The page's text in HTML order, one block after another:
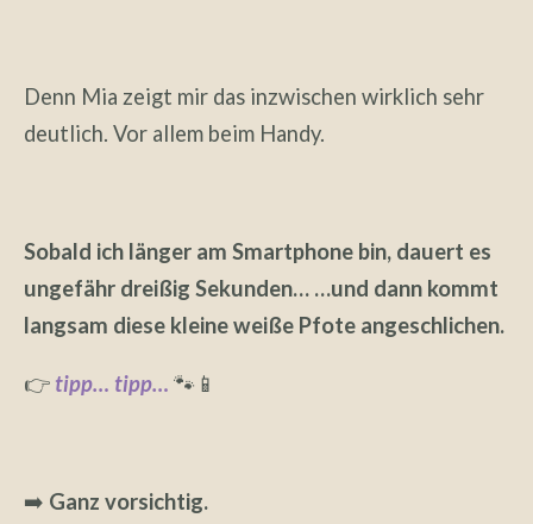
Denn Mia zeigt mir das inzwischen wirklich sehr
deutlich. Vor allem beim Handy.
Sobald ich länger am Smartphone bin, dauert es
ungefähr dreißig Sekunden… …und dann kommt
langsam diese kleine weiße Pfote angeschlichen.
👉 tipp… tipp… 🐾📱
➡️ Ganz vorsichtig.